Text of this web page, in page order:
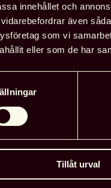
innehållet och
även
som vi
eller som de har
Tillåt urval
togs av
vid